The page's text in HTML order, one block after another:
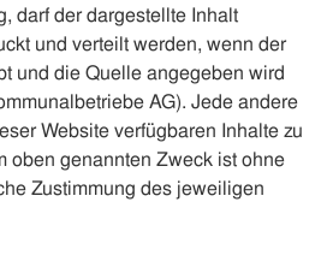
darf der dargestellte Inhalt
und verteilt werden, wenn der
und die Quelle angegeben wird
AG). Jede andere
Website verfügbaren Inhalte zu
oben genannten Zweck ist ohne
Zustimmung des jeweiligen